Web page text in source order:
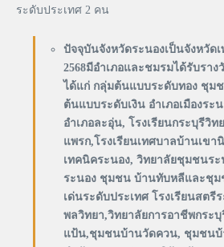
ระดับประเทศ 2 คน
ปัจจุบันจังหวัดระนองเป็นจังหวัด
2568มีอำเภอและชมรมได้รับราง
ได้แก่ กลุ่มต้นแบบระดับทอง ชุม
ต้นแบบระดับเงิน อำเภอเมืองระ
อำเภอละอุ่น, โรงเรียนกระบุรีวิท
แพรก,โรงเรียนเทศบาลบ้านเขา
เทคนิคระนอง, วิทยาลัยชุมชนระ
ระนอง ชุมชน บ้านทับหลีและชุ
เด่นระดับประเทศ โรงเรียนสตรี
พลวิทยา,วิทยาลัยการอาชีพกระ
แป้น,ชุมชนบ้านวัดควน, ชุมชนบ้